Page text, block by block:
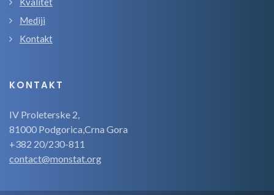
Mediji
Kontakt
KONTAKT
IV Proleterske 2,
81000 Podgorica,Crna Gora
+382 20/230-811
contact@monstat.org